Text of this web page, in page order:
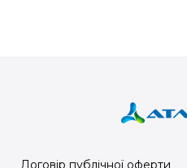
Договір публічної оферти